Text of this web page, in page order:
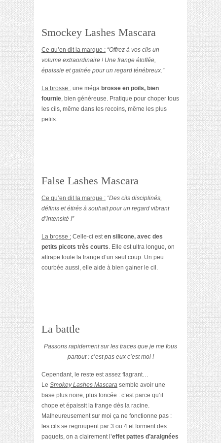
Smockey Lashes Mascara
Ce qu’en dit la marque : “Offrez à vos cils un
volume extraordinaire ! Une frange étoffée,
épaissie et gainée pour un regard ténébreux.”
La brosse : une méga brosse en poils, bien
fournie, bien généreuse. Pratique pour choper tous
les cils, même dans les recoins, même les plus
petits.
False Lashes Mascara
Ce qu’en dit la marque : “Des cils disciplinés,
définis et étirés à souhait pour un regard vibrant
d’intensité !”
La brosse : Celle-ci esten silicone, avec des
petits picots très courts. Elle est ultra longue, on
attrape toute la frange d’un seul coup. Un peu
courbée aussi, elle aide à bien gainer le cil.
La battle
Passons rapidement sur les traces que je me fous
partout : c’est pas eux c’est moi !
Cependant, le reste est assez flagrant…
Le Smokey Lashes Mascara semble avoir une
base plus noire, plus foncée : c’est parce qu’il
chope et épaissit la frange dès la racine.
Malheureusement sur moi ça ne fonctionne pas :
les cils se regroupent par 3 ou 4 et forment des
paquets, on a clairement l’effet pattes d’araignées